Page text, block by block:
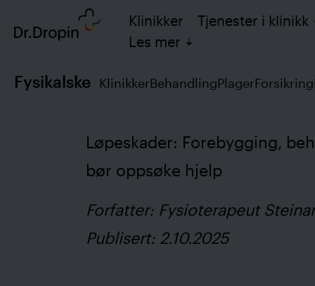
Klinikker Tjenester i klinikk
Les mer
Fysikalske KlinikkerBehandlingPlagerForsikring
Løpeskader: Forebygging,
bør oppsøke hjelp
Forfatter: Fysioterapeut
Publisert: 2.10.2025